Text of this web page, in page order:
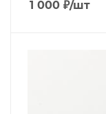
1 000 ₽/шт